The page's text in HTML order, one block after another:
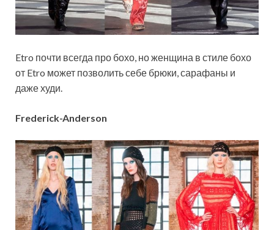
Etro почти всегда про бохо, но женщина в стиле бохо
от Etro может позволить себе брюки, сарафаны и
даже худи.
Frederick-Anderson